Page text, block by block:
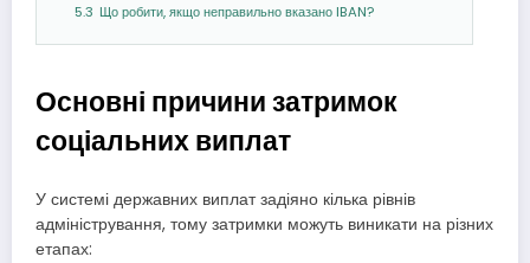
5.3 Що робити, якщо неправильно вказано IBAN?
Основні причини затримок
соціальних виплат
У системі державних виплат задіяно кілька рівнів
адміністрування, тому затримки можуть виникати на різних
етапах: